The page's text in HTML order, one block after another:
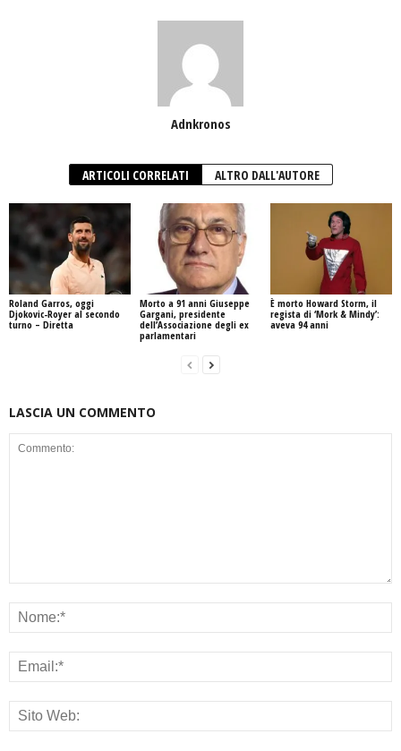
Adnkronos
ARTICOLI CORRELATI ALTRO DALL'AUTORE
Roland Garros, oggi
Djokovic-Royer al secondo
turno – Diretta
Morto a 91 anni Giuseppe
Gargani, presidente
dell’Associazione degli ex
parlamentari
È morto Howard Storm, il
regista di ‘Mork & Mindy’:
aveva 94 anni
LASCIA UN COMMENTO